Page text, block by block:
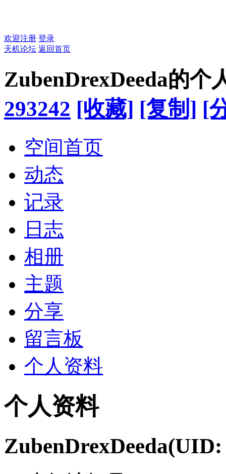
欢迎注册 登录
天机论坛 返回首页
ZubenDrexDeeda的个
293242 [收藏] [复制] [
空间首页
动态
记录
日志
相册
主题
分享
留言板
个人资料
个人资料
ZubenDrexDeeda(UID: